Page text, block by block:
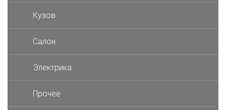
Кузов
Салон
Электрика
Прочее